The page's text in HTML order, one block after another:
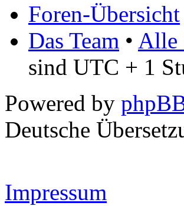
Foren-Übersicht
Das Team • Alle
sind UTC + 1
Powered by
Deutsche
Impressum